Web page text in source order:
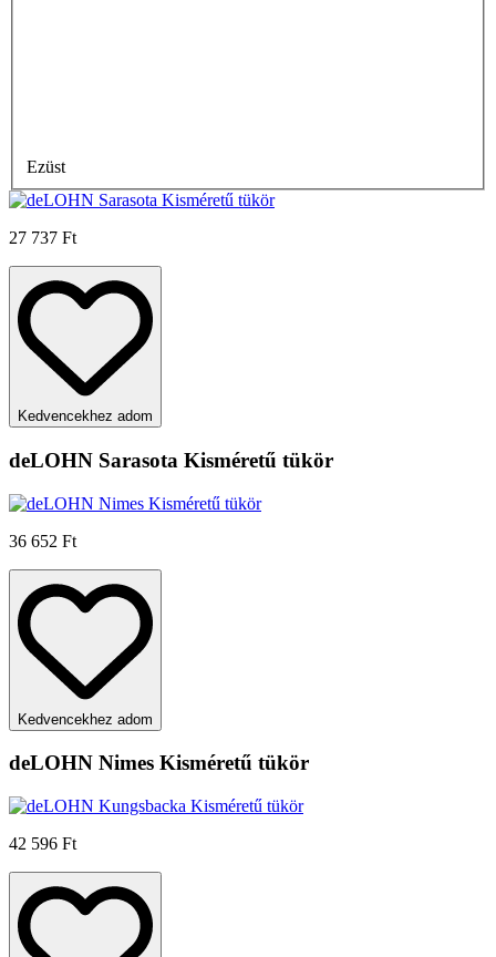
Ezüst
27 737 Ft
Kedvencekhez adom
deLOHN Sarasota Kisméretű tükör
36 652 Ft
Kedvencekhez adom
deLOHN Nimes Kisméretű tükör
42 596 Ft